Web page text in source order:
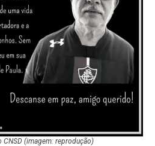
CNSD (imagem: reprodução)